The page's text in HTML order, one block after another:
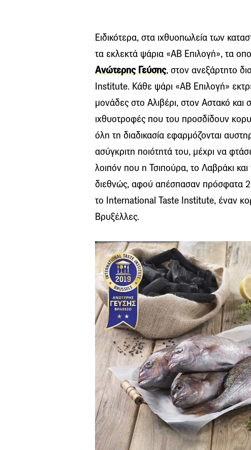
Ειδικότερα, στα ιχθυοπωλεία των
τα εκλεκτά ψάρια «ΑΒ Επιλογή», τα
Ανώτερης Γεύσης, στον ανεξάρτητο
Institute. Κάθε ψάρι «ΑΒ Επιλογή»
μονάδες στο Αλιβέρι, στον Αστακό
ιχθυοτροφές που του προσδίδουν
όλη τη διαδικασία εφαρμόζονται
ασύγκριτη ποιότητά του, μέχρι να
λοιπόν που η Τσιπούρα, το Λαβράκι
διεθνώς, αφού απέσπασαν πρόσφατα
το International Taste Institute, έναν
Βρυξέλλες.